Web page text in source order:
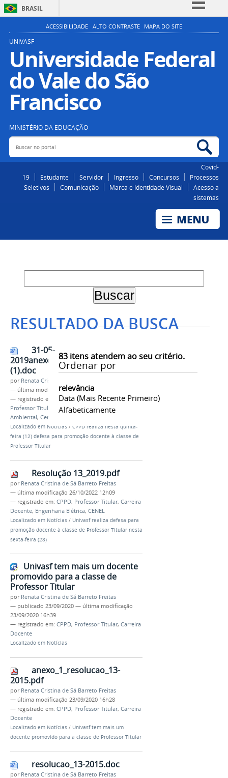
BRASIL
Simplifique!
Participe
Acesso à informação
Legislação
ACESSIBILIDADE ALTO CONTRASTE MAPA DO SITE
UNIVASF
Universidade Federal
do Vale do São
Francisco
MINISTÉRIO DA EDUCAÇÃO
Buscar no portal
Covid-
19
Estudante Servidor Ingresso Concursos
Processos
Seletivos
Comunicação Marca e Identidade Visual
Acesso a
sistemas
RESULTADO DA BUSCA
83itens atendem ao seu critério.
Ordenar por
relevância
Data (mais Recente Primeiro)
Alfabeticamente
31-05-
2019anexoresolucao_1320151
(1).doc
por Renata Cristina de Sá Barreto Freitas
— última modificação10/08/2021 17h52
— registrado em:
CPPD,Carreira Docente,
Professor Titular
Engenharia Agrícola e
Ambiental, Cenamb
Localizado em Notícias / CPPD realiza nesta quinta-
feira (12) defesa para promoção docente à classe de
Professor Titular
Resolução 13_2019.pdf
por Renata Cristina de Sá Barreto Freitas
— última modificação 26/10/2022 12h09
— registrado em: CPPD, Professor Titular, Carreira
Docente, Engenharia Elétrica, CENEL
Localizado em Notícias / Univasf realiza defesa para
promoção docente à classe de Professor Titular nesta
sexta-feira (28)
Univasf tem mais um docente
promovido para a classe de
Professor Titular
por Renata Cristina de Sá Barreto Freitas
— publicado 23/09/2020 — última modificação
23/09/2020 16h39
— registrado em: CPPD, Professor Titular, Carreira
Docente
Localizado em Notícias
anexo_1_resolucao_13-
2015.pdf
por Renata Cristina de Sá Barreto Freitas
— última modificação 23/09/2020 16h28
— registrado em: CPPD, Professor Titular, Carreira
Docente
Localizado em Notícias / Univasf tem mais um
docente promovido para a classe de Professor Titular
resolucao_13-2015.doc
por Renata Cristina de Sá Barreto Freitas